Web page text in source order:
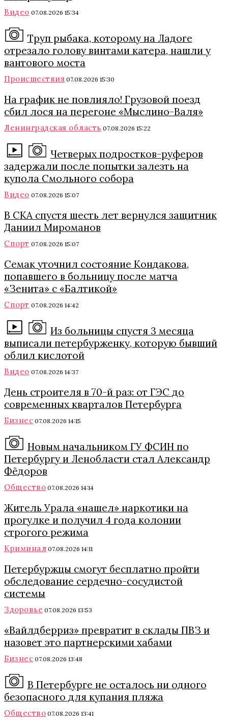
Видео 07.08.2026 15:34
Труп рыбака, которому на Ладоге
отрезало голову винтами катера, нашли у
вантового моста
Происшествия 07.08.2026 15:30
На график не повлияло! Грузовой поезд
сбил лося на перегоне «Мыслино-Валя»
Ленинградская область 07.08.2026 15:22
Четверых подростков-руферов
задержали после попытки залезть на
купола Смольного собора
Видео 07.08.2026 15:07
В СКА спустя шесть лет вернулся защитник
Даниил Мироманов
Спорт 07.08.2026 15:07
Семак уточнил состояние Кондакова,
попавшего в больницу после матча
«Зенита» с «Балтикой»
Спорт 07.08.2026 14:42
Из больницы спустя 3 месяца
выписали петербурженку, которую бывший
облил кислотой
Видео 07.08.2026 14:37
День строителя в 70-й раз: от ГЭС до
современных кварталов Петербурга
Бизнес 07.08.2026 14:15
Новым начальником ГУ ФСИН по
Петербургу и Ленобласти стал Александр
Фёдоров
Общество 07.08.2026 14:14
Житель Урала «нашел» наркотики на
прогулке и получил 4 года колонии
строгого режима
Криминал 07.08.2026 14:11
Петербуржцы смогут бесплатно пройти
обследование сердечно-сосудистой
системы
Здоровье 07.08.2026 13:53
«Вайлдберриз» превратит в склады ПВЗ и
назовет это партнерскими хабами
Бизнес 07.08.2026 13:48
В Петербурге не осталось ни одного
безопасного для купания пляжа
Общество 07.08.2026 13:41